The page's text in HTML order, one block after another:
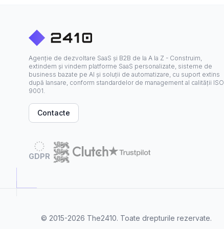
Agenție de dezvoltare SaaS și B2B de la A la Z - Construim,
extindem și vindem platforme SaaS personalizate, sisteme de
business bazate pe AI și soluții de automatizare, cu suport extins
după lansare, conform standardelor de management al calității ISO
9001.
Contacte
GDPR
© 2015-2026 The2410. Toate drepturile rezervate.